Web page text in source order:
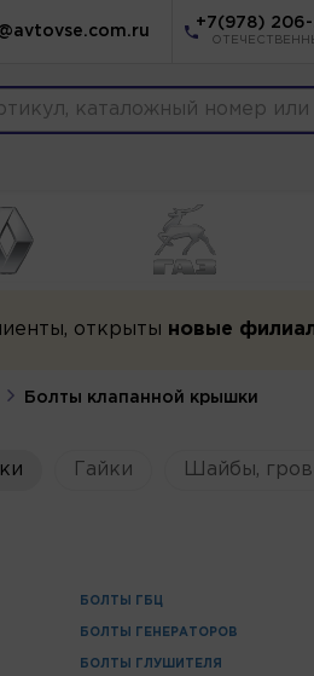
+7(978)
открыты новые
Болты клапанной крышки
Гайки Шайбы,
БОЛТЫ ГБЦ
БОЛТЫ ГЕНЕРАТОРОВ
БОЛТЫ ГЛУШИТЕЛЯ